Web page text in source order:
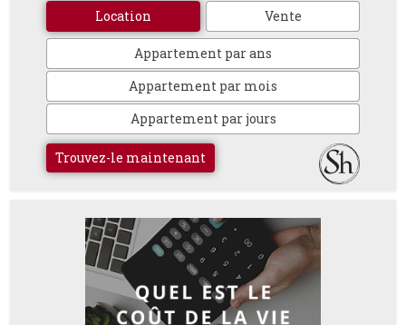
Location Vente
Appartement par ans
Appartement par mois
Appartement par jours
Trouvez-le maintenant